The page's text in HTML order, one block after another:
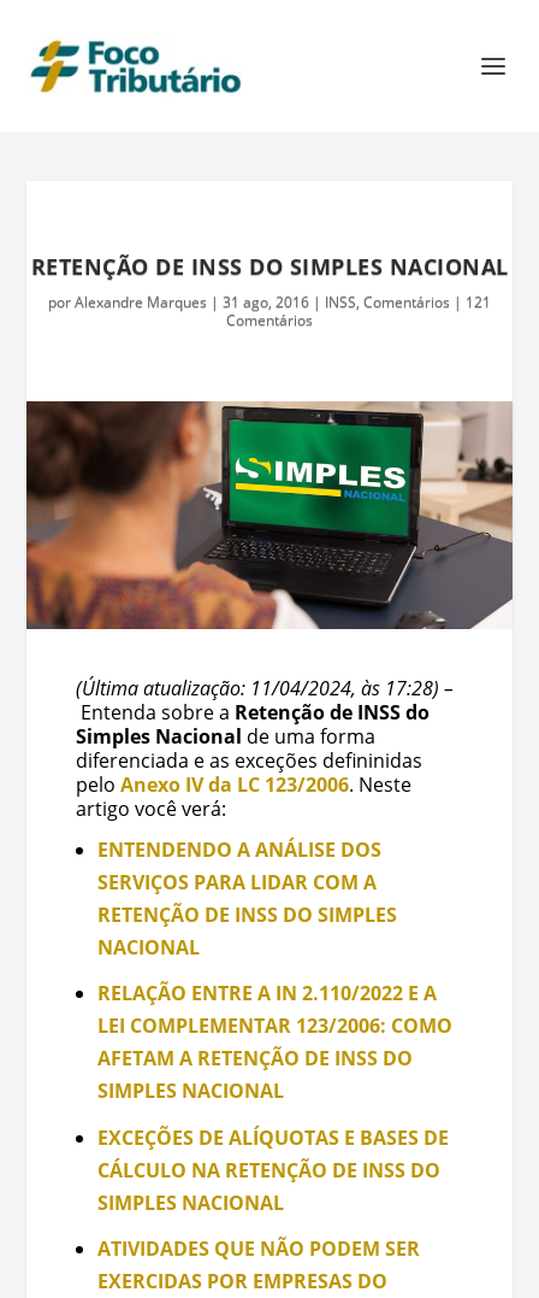
RETENÇÃO DE INSS DO SIMPLES NACIONAL
porAlexandre Marques | 31 ago, 2016 | INSS, Comentários | 121
Comentários
(Última atualização: 11/04/2024, às 17:28) –
Entenda sobre a Retenção de INSS do
Simples Nacional de uma forma
diferenciada e as exceções defininidas
pelo Anexo IV da LC 123/2006. Neste
artigo você verá:
ENTENDENDO A ANÁLISE DOS
SERVIÇOS PARA LIDAR COM A
RETENÇÃO DE INSS DO SIMPLES
NACIONAL
RELAÇÃO ENTRE A IN 2.110/2022 E A
LEI COMPLEMENTAR 123/2006: COMO
AFETAM A RETENÇÃO DE INSS DO
SIMPLES NACIONAL
EXCEÇÕES DE ALÍQUOTAS E BASES DE
CÁLCULO NA RETENÇÃO DE INSS DO
SIMPLES NACIONAL
ATIVIDADES QUE NÃO PODEM SER
EXERCIDAS POR EMPRESAS DO